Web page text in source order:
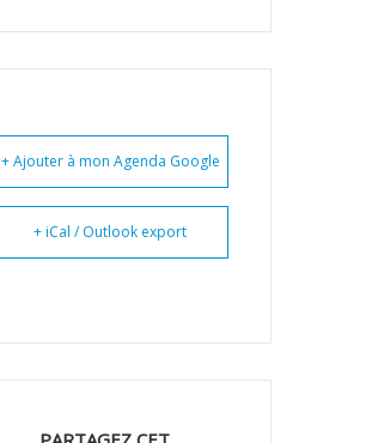
+ Ajouter à mon Agenda Google
+ iCal / Outlook export